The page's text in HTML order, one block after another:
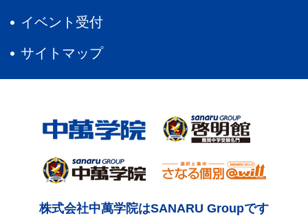
イベント受付
サイトマップ
株式会社中萬学院はSANARU Groupです